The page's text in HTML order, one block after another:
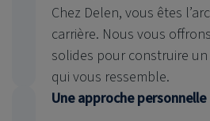
Chez Delen, vous êtes
carrière. Nous vous
solides pour construire
qui vous ressemble.
Une approche personnelle